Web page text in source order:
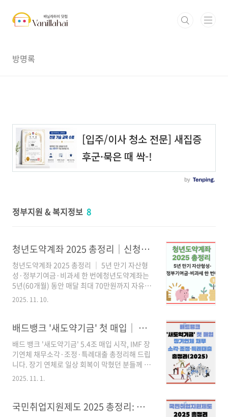
방명록
정부지원 & 복지정보 8
청년도약계좌 2025 총정리│신청방법·5년 만기 자산형성·정부기여금·비과세 한 번에
청년도약계좌 2025 총정리 │ 5년 만기 자산형
성·정부기여금·비과세 한 번에청년도약계좌는
5년(60개월) 동안 매달 최대 70만원까지 자유롭
게 납입하면, 소득·가구 여건에 따라 매달 최대 3
입니다. 2030 청년층의 “첫 목돈 만들기”를 돕기
위해 설계된 상품이라 자산 형성에 관심 있는 청
년이라면 반드시 한 번은 살펴봐야 할 계좌입니
다.한눈에 보는 청년도약계좌 핵심가입기간: 5년
(60개월) 유지월 납입: 1,000원 ~ 70만원 사이
자유납입정부기여금: 매월 최대 3만3천원까지
년 고정 + 2년 변동 구조, 은행연합회 공시..
2025. 11. 10.
배드뱅크 '새도약기금' 첫 매입│ 장기연체 채무 소각·조정·특례대출 총정리(2025)
배드 뱅크 '새도약기금' 5.4조 매입 시작, IMF 장
기연체 채무소각·조정·특례대출 총정리해 드립
니다. 장기 연체로 일상 회복이 막혔던 분들께 반
가운 소식입니다. 새 정부의 ‘배드뱅크’ 역할을 맡
각·채무조정 절차에 착수했습니다. 아래에서 대
2025. 11. 1.
국민취업지원제도 2025 총정리: 월 50만원 받는 법(자격·서류·신청)